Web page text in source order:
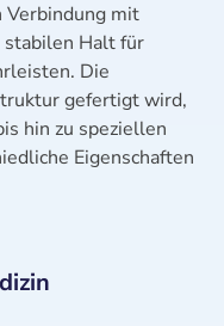
Verbindung mit
Halt für
Die
gefertigt wird,
hin zu speziellen
Eigenschaften